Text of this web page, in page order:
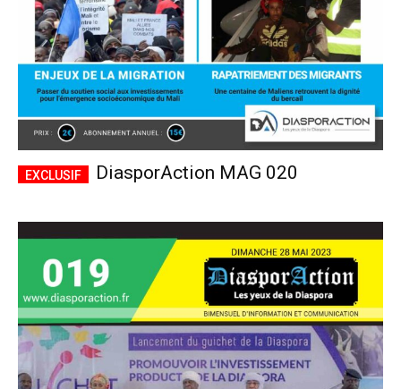
DiasporAction MAG 020